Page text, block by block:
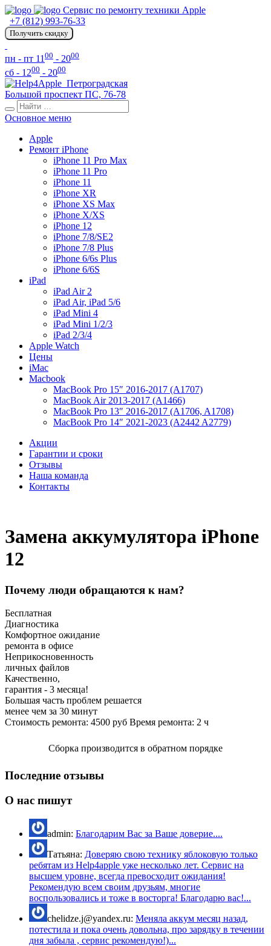
Сервис по ремонту техники Apple
+7 (812) 993-76-33
Получить скидку
пн - пт 11 00 - 2000
сб - 1200 - 2000
Петроградская
Большой проспект ПС, 76-78
Основное меню
Apple
Ремонт iPhone
iPhone 11 Pro Max
iPhone 11 Pro
iPhone 11
iPhone XR
iPhone XS Max
iPhone X/XS
iPhone 12
iPhone 7/8/SE2
iPhone 7/8 Plus
iPhone 6/6s Plus
iPhone 6/6S
iPad
iPad Air 2
iPad Air, iPad 5/6
iPad Mini 4
iPad Mini 1/2/3
iPad 2/3/4
Apple Watch
Цены
iMac
Macbook
MacBook Pro 15″ 2016-2017 (A1707)
MacBook Air 2013-2017 (A1466)
MacBook Pro 13″ 2016-2017 (A1706, A1708)
MacBook Pro 14″ 2021-2023 (A2442 A2779)
Акции
Гарантии и сроки
Отзывы
Наша команда
Контакты
Замена аккумулятора iPhone
12
Почему люди обращаются к нам?
Бесплатная
Диагностика
Комфортное ожидание
ремонта в офисе
Неприкосновенность
личных файлов
Качественно,
гарантия - 3 месяца!
Большая часть проблем решается
менее чем за 30 минут
Стоимость ремонта: 4500 руб Время ремонта: 2 ч
Сборка производится в обратном порядке
Последние отзывы
О нас пишут
admin: Благодарим Вас за Ваше доверие....
Татьяна: Доверяю свою технику яблоковую только
ребятам из Help4apple уже несколько лет. Сервис на
высшем уровне, всегда превосходит ожидания!
Рекомендую всем своим друзьям, многие
воспользовались и тоже в восторга! Благодарю вас!...
chelidze.j@yandex.ru: Меняла аккум месяц назад,
потестила и пока очень довольна, про зарядку в течении
дня забыла , сервис рекомендую!)...